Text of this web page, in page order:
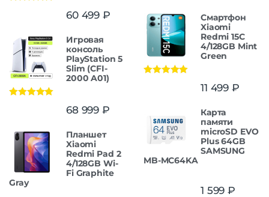
60 499 ₽
Игровая
консоль
PlayStation 5
Slim (CFI-
2000 A01)
68 999 ₽
Планшет
Xiaomi
Redmi Pad 2
4/128GB Wi-
Fi Graphite
Gray
Смартфон
Xiaomi
Redmi 15C
4/128GB Mint
Green
11 499 ₽
Карта
памяти
microSD EVO
Plus 64GB
SAMSUNG
MB-MC64KA
1 599 ₽